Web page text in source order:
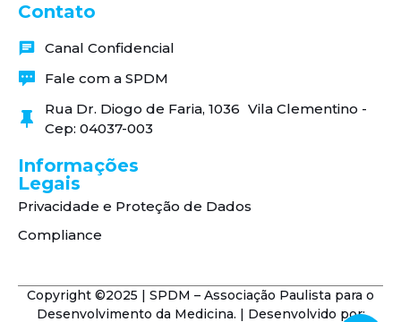
Contato
Canal Confidencial
Fale com a SPDM
Rua Dr. Diogo de Faria, 1036 Vila Clementino -
Cep: 04037-003
Informações
Legais
Privacidade e Proteção de Dados
Compliance
Copyright ©2025 | SPDM – Associação Paulista para o
Desenvolvimento da Medicina. | Desenvolvido por: